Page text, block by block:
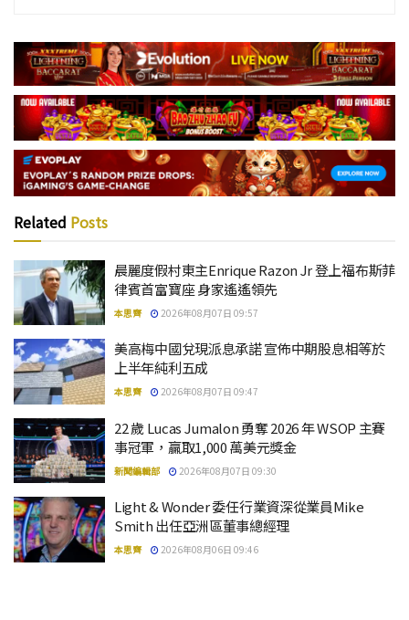
Related Posts
晨麗度假村東主Enrique Razon Jr 登上福布斯菲
律賓首富寶座 身家遙遙領先
本思齊 2026年08月07日 09:57
美高梅中國兌現派息承諾 宣佈中期股息相等於
上半年純利五成
本思齊 2026年08月07日 09:47
22 歲 Lucas Jumalon 勇奪 2026 年 WSOP 主賽
事冠軍，贏取1,000 萬美元獎金
新聞編輯部 2026年08月07日 09:30
Light & Wonder 委任行業資深從業員Mike
Smith 出任亞洲區董事總經理
本思齊 2026年08月06日 09:46